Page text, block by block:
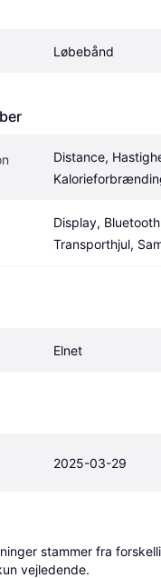
Løbebånd
Distance,
Display,
Transporthjul,
Elnet
2025-03-29
stammer fra
vejledende.